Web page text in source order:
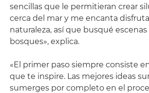
sencillas que le permitieran crear
cerca del mar y me encanta
naturaleza, así que busqué
bosques», explica.
«El primer paso siempre consiste
que te inspire. Las mejores ideas
sumerges por completo en el